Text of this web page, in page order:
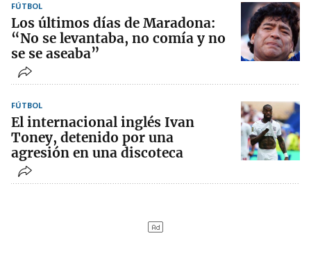
FÚTBOL
Los últimos días de Maradona:
“No se levantaba, no comía y no
se se aseaba”
FÚTBOL
El internacional inglés Ivan
Toney, detenido por una
agresión en una discoteca